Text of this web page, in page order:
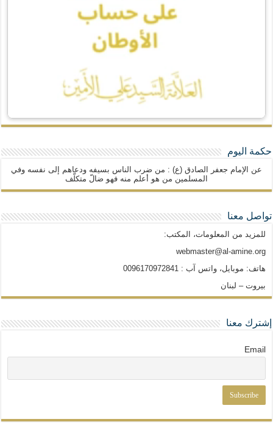
حكمة اليوم
عن الإمام جعفر الصادق (ع) : من ضرب الناس بسيفه ودعاهم إلى نفسه وفي
المسلمين من هو أعلم منه فهو ضالّ متكلّف
تواصل معنا
للمزيد من المعلومات، المكتب:
webmaster@al-amine.org
هاتف: موبايل، واتس آب : 0096170972841
بيروت – لبنان
إشترك معنا
Email